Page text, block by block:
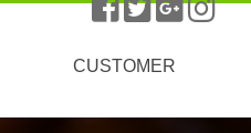
CUSTOMER